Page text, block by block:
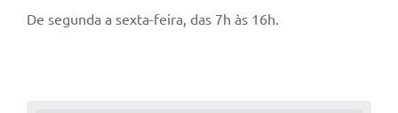
De segunda a sexta-feira, das 7h às 16h.